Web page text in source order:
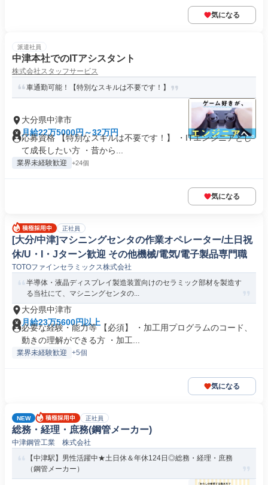
気になる
派遣社員
中津本社でのITアシスタント
株式会社スタッフサービス
車通勤可能！【特別なスキルは不要です！】
大分県中津市
月給22万5000円～32万円
応募資格 【特別なスキルは不要です！】 ・ITエンジニアとし
て成長したい方 ・昔から...
業界未経験歓迎 +24個
気になる
正社員
[大分/中津]マシニングセンタの作業オペレーター/土日祝
休/U・I・Jターン歓迎 その他機械/電気/電子製品専門職
TOTOファインセラミックス株式会社
半導体・液晶ディスプレイ製造装置向けのセラミック部材を製造す
る当社にて、マシニングセンタの...
大分県中津市
月給23万5600円以上
必要な経験・能力等 【必須】 ・加工用プログラムのコード、
動きの理解ができる方 ・加工...
業界未経験歓迎 +5個
気になる
NEW 正社員
総務・経理・庶務(鋼管メーカー)
中津鋼管工業 株式会社
【中津駅】男性活躍中★土日休＆年休124日◎総務・経理・庶務
（鋼管メーカー）